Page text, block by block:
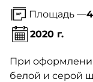
Площадь —
2020 г.
При
белой и серой